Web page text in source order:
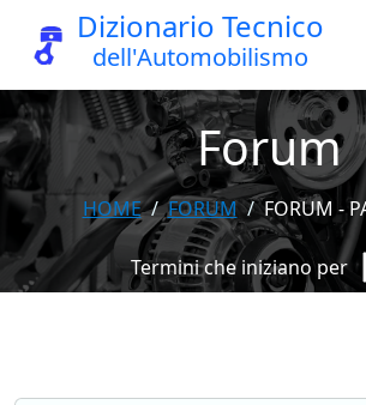
Dizionario Tecnico
dell'Automobilismo
Forum
HOME FORUM FORUM -
Termini che iniziano per